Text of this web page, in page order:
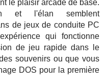
le plaisir arcade de base.
et l'élan semblent
de jeux de conduite PC
qui fonctionne
de jeu rapide dans le
souvenirs ou que vous
DOS pour la première